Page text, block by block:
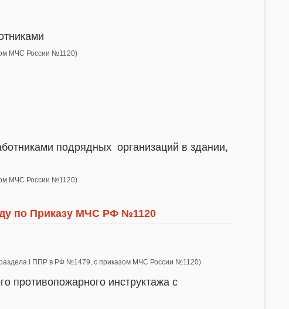
МЧС России №1120)
подрядных организаций в здании,
МЧС России №1120)
по Приказу МЧС РФ №1120
раздела I ППР в РФ №1479, с приказом МЧС России №1120)
противопожарного инструктажа с